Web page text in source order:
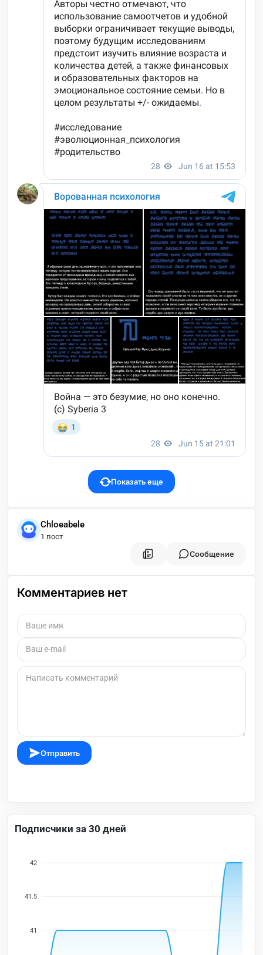
Показать еще
Chloeabele
1 пост
Сообщение
Комментариев нет
Отправить
Подписчики за 30 дней
42
41.5
41